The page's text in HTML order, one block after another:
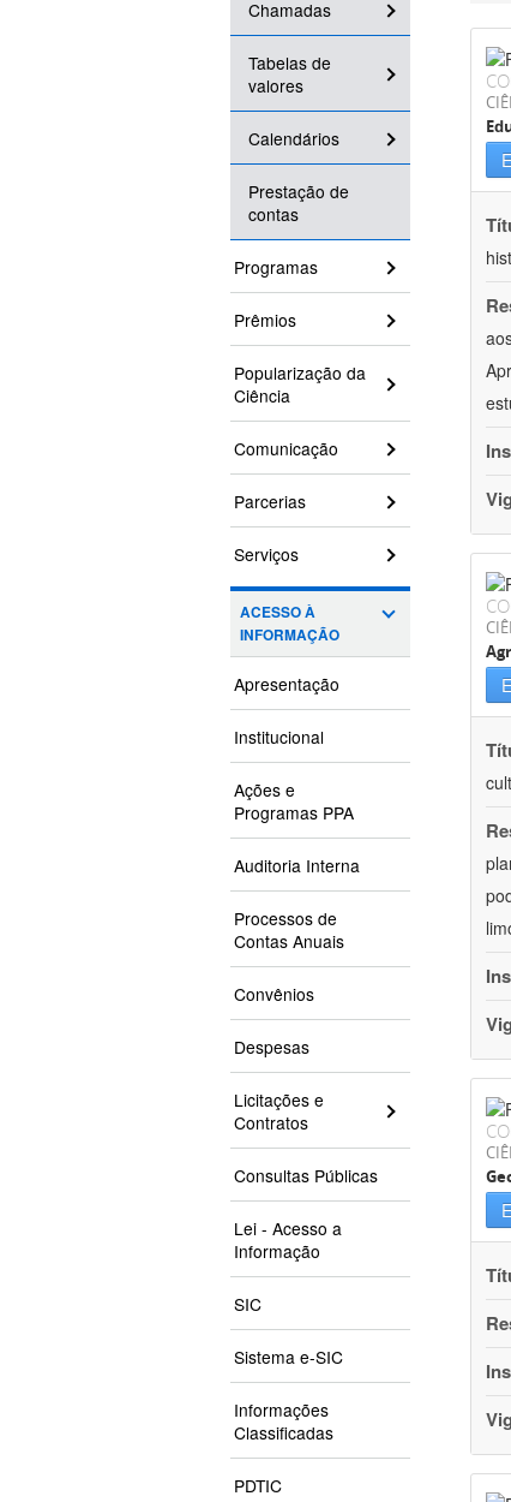
Chamadas
Tabelas de
valores
Calendários
Prestação de
contas
Programas
Prêmios
Popularização da
Ciência
Comunicação
Parcerias
Serviços
ACESSO À
INFORMAÇÃO
Apresentação
Institucional
Ações e
Programas PPA
Auditoria Interna
Processos de
Contas Anuais
Convênios
Despesas
Licitações e
Contratos
Consultas Públicas
Lei - Acesso a
Informação
SIC
Sistema e-SIC
Informações
Classificadas
PDTIC